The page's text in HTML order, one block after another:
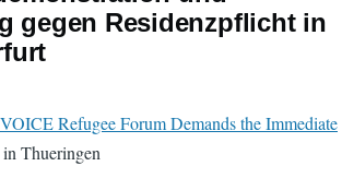
gegen Residenzpflicht in
Refugee Forum Demands the Immediate
in Thueringen